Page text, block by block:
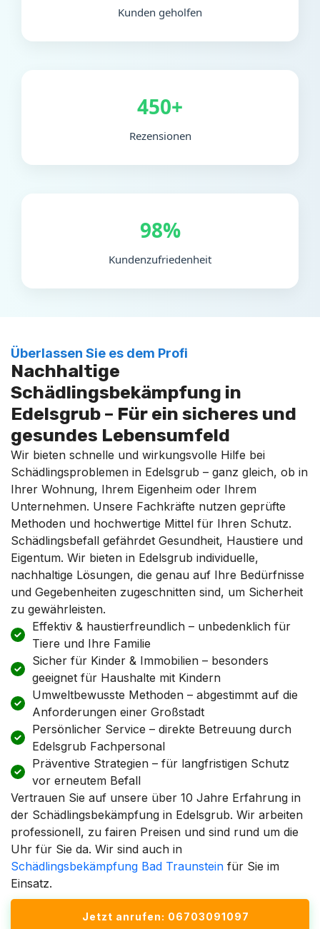
Kunden geholfen
450+
Rezensionen
98%
Kundenzufriedenheit
Überlassen Sie es dem Profi
Nachhaltige
Schädlingsbekämpfung in
Edelsgrub – Für ein sicheres und
gesundes Lebensumfeld
Wir bieten schnelle und wirkungsvolle Hilfe bei
Schädlingsproblemen in Edelsgrub – ganz gleich, ob in
Ihrer Wohnung, Ihrem Eigenheim oder Ihrem
Unternehmen. Unsere Fachkräfte nutzen geprüfte
Methoden und hochwertige Mittel für Ihren Schutz.
Schädlingsbefall gefährdet Gesundheit, Haustiere und
Eigentum. Wir bieten in Edelsgrub individuelle,
nachhaltige Lösungen, die genau auf Ihre Bedürfnisse
und Gegebenheiten zugeschnitten sind, um Sicherheit
zu gewährleisten.
Effektiv & haustierfreundlich – unbedenklich für
Tiere und Ihre Familie
Sicher für Kinder & Immobilien – besonders
geeignet für Haushalte mit Kindern
Umweltbewusste Methoden – abgestimmt auf die
Anforderungen einer Großstadt
Persönlicher Service – direkte Betreuung durch
Edelsgrub Fachpersonal
Präventive Strategien – für langfristigen Schutz
vor erneutem Befall
Vertrauen Sie auf unsere über 10 Jahre Erfahrung in
der Schädlingsbekämpfung in Edelsgrub. Wir arbeiten
professionell, zu fairen Preisen und sind rund um die
Uhr für Sie da. Wir sind auch in
Schädlingsbekämpfung Bad Traunstein für Sie im
Einsatz.
Jetzt anrufen: 06703091097